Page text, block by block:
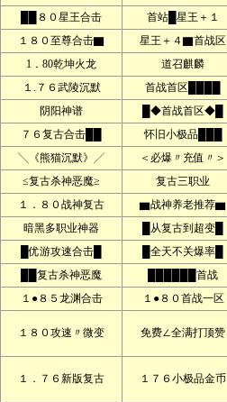
██８０星王合击 首站█星王＋１
１８０至尊合击▇
星王＋４▇首战区
1．80乾坤火龙
道召麒麟
１.７６武陵沉默
首战首区████
阴阳神谱
█◆首战首区◆█
７６复古合击██
怀旧小极品███
╲《熊猫沉默》╱
＜必爆〃充值〃＞
≤复古杀神恶魔≥
复古三职业
１．８０战神复古
▆战神养老推荐▆
暗黑多职业神器
█从复古到超变█
█优游攻速合击█
█全天不关爆率█
██复古杀神恶魔
██████首战
１●８５龙渊合击
１●８０首战一区
１８０攻速〃微变 免费∠全满打顶赞
１．７６新版复古 １７６小极品金币